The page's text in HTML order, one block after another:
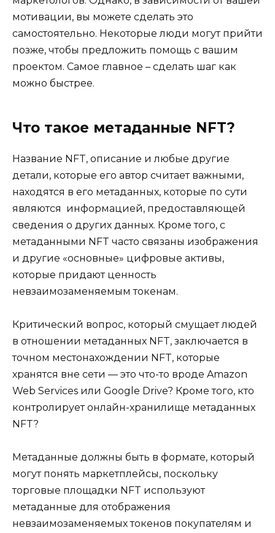
мотивации, вы можете сделать это
самостоятельно. Некоторые люди могут прийти
позже, чтобы предложить помощь с вашим
проектом. Самое главное – сделать шаг как
можно быстрее.
Что такое метаданные NFT?
Название NFT, описание и любые другие
детали, которые его автор считает важными,
находятся в его метаданных, которые по сути
являются информацией, предоставляющей
сведения о других данных. Кроме того, с
метаданными NFT часто связаны изображения
и другие «основные» цифровые активы,
которые придают ценность
невзаимозаменяемым токенам.
Критический вопрос, который смущает людей
в отношении метаданных NFT, заключается в
точном местонахождении NFT, которые
хранятся вне сети — это что-то вроде Amazon
Web Services или Google Drive? Кроме того, кто
контролирует онлайн-хранилище метаданных
NFT?
Метаданные должны быть в формате, который
могут понять маркетплейсы, поскольку
торговые площадки NFT используют
метаданные для отображения
невзаимозаменяемых токенов покупателям и